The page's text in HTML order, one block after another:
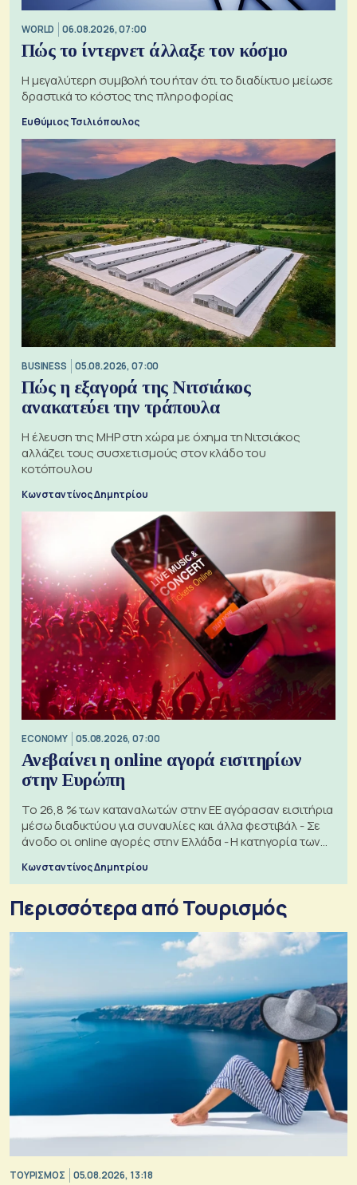
WORLD 06.08.2026, 07:00
Πώς το ίντερνετ άλλαξε τον κόσμο
Η μεγαλύτερη συμβολή του ήταν ότι το διαδίκτυο μείωσε
δραστικά το κόστος της πληροφορίας
Ευθύμιος Τσιλιόπουλος
BUSINESS 05.08.2026, 07:00
Πώς η εξαγορά της Νιτσιάκος
ανακατεύει την τράπουλα
H έλευση της MHP στη χώρα με όχημα τη Νιτσιάκος
αλλάζει τους συσχετισμούς στον κλάδο του
κοτόπουλου
Κωνσταντίνος Δημητρίου
ECONOMY 05.08.2026, 07:00
Ανεβαίνει η online αγορά εισιτηρίων
στην Ευρώπη
Το 26,8 % των καταναλωτών στην ΕΕ αγόρασαν εισιτήρια
μέσω διαδικτύου για συναυλίες και άλλα φεστιβάλ - Σε
άνοδο οι online αγορές στην Ελλάδα - Η κατηγορία των
Κωνσταντίνος Δημητρίου
Περισσότερα από Τουρισμός
ΤΟΥΡΙΣΜΟΣ 05.08.2026, 13:18